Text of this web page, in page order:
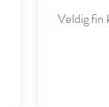
Veldig fin